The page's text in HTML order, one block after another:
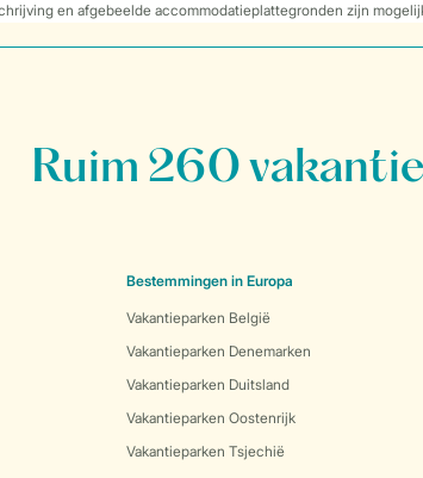
en afgebeelde accommodatieplattegronden zijn
Ruim 260
Bestemmingen in Europa
Vakantieparken België
Vakantieparken Denemarken
Vakantieparken Duitsland
Vakantieparken Oostenrijk
Vakantieparken Tsjechië